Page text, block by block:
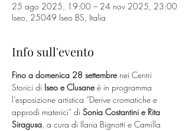
25 ago 2025, 19:00 – 24 nov 2025, 23:00
Iseo, 25049 Iseo BS, Italia
Info sull'evento
Fino a domenica 28 settembre nei Centri
Storici di Iseo e Clusane è in programma
l’esposizione artistica “Derive cromatiche e
approdi materici” di Sonia Costantini e Rita
Siragusa, a cura di Ilaria Bignotti e Camilla